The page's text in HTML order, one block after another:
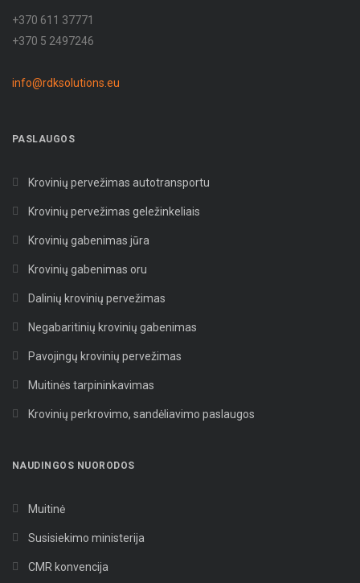
+370 611 37771
+370 5 2497246
info@rdksolutions.eu
PASLAUGOS
Krovinių pervežimas autotransportu
Krovinių pervežimas geležinkeliais
Krovinių gabenimas jūra
Krovinių gabenimas oru
Dalinių krovinių pervežimas
Negabaritinių krovinių gabenimas
Pavojingų krovinių pervežimas
Muitinės tarpininkavimas
Krovinių perkrovimo, sandėliavimo paslaugos
NAUDINGOS NUORODOS
Muitinė
Susisiekimo ministerija
CMR konvencija